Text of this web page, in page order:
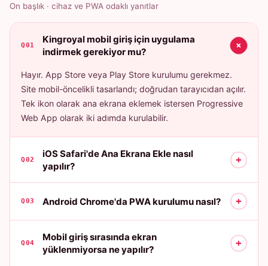
On başlık · cihaz ve PWA odaklı yanıtlar
Q01
Kingroyal mobil giriş için uygulama
indirmek gerekiyor mu?
+
Hayır. App Store veya Play Store kurulumu gerekmez.
Site mobil-öncelikli tasarlandı; doğrudan tarayıcıdan açılır.
Tek ikon olarak ana ekrana eklemek istersen Progressive
Web App olarak iki adımda kurulabilir.
Q02
iOS Safari'de Ana Ekrana Ekle nasıl
yapılır?
+
Q03 Android Chrome'da PWA kurulumu nasıl? +
Q04
Mobil giriş sırasında ekran
yüklenmiyorsa ne yapılır?
+